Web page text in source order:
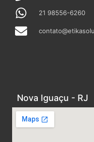
21 98556-6260
Nova Iguaçu - RJ